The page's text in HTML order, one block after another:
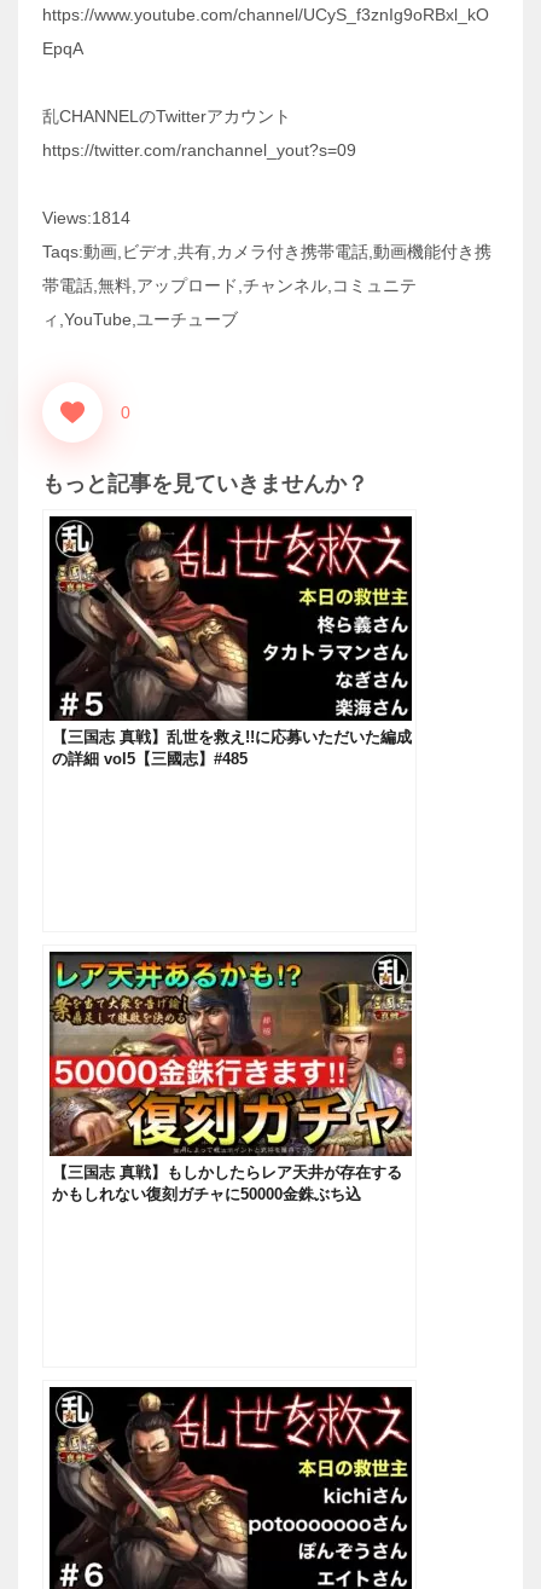
https://www.youtube.com/channel/UCyS_f3znIg9oRBxl_kO
EpqA
乱CHANNELのTwitterアカウント
https://twitter.com/ranchannel_yout?s=09
Views:1814
Taqs:動画,ビデオ,共有,カメラ付き携帯電話,動画機能付き携
帯電話,無料,アップロード,チャンネル,コミュニテ
ィ,YouTube,ユーチューブ
0
もっと記事を見ていきませんか？
【三国志 真戦】乱世を救え!!に応募いただいた編成
の詳細 vol5【三國志】#485
【三国志 真戦】もしかしたらレア天井が存在する
かもしれない復刻ガチャに50000金銖ぶち込